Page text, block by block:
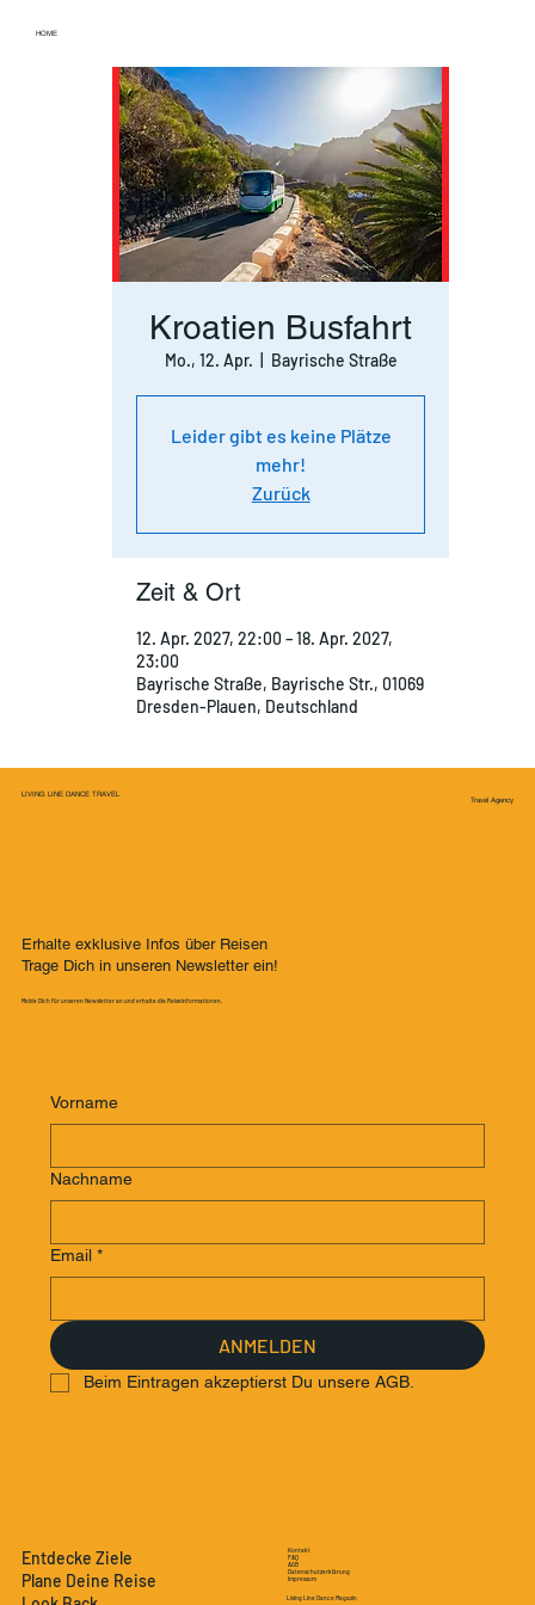
HOME
Kroatien Busfahrt
Mo., 12. Apr. Bayrische Straße
Leider gibt es keine Plätze
mehr!
Zurück
Zeit & Ort
12. Apr. 2027, 22:00 – 18. Apr. 2027,
23:00
Bayrische Straße, Bayrische Str., 01069
Dresden-Plauen, Deutschland
LIVING LINE DANCE TRAVEL
Travel Agency
Erhalte exklusive Infos über Reisen
Trage Dich in unseren Newsletter ein!
Melde Dich für unseren Newsletter an und erhalte die Reiseinformationen.
Vorname
Nachname
Email *
ANMELDEN
Beim Eintragen akzeptierst Du unsere AGB.
Entdecke Ziele
Plane Deine Reise
Kontakt
FAQ
AGB
Datenschutzerklärung
Impressum
Living Line Dance Magazin